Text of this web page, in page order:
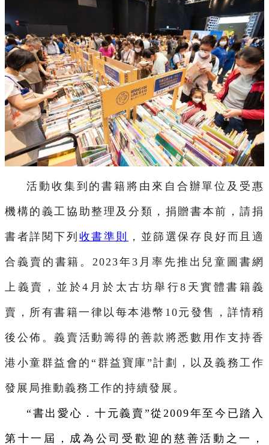
活動收集到的書籍將由來自合辦單位及受惠
機構的義工協助整理及分類，捐贈書本前，請捐
書者詳閱下列 收書準則 ，並篩選保存良好而且適
合義賣的書籍。2023年3月率先推出兒童圖書網
上義賣，並於4月於太古坊舉行8天實體書籍義
賣，所有書籍一律以每本港幣10元發售，詳情稍
後公佈。義賣活動籌得的善款將悉數用作支持香
港小童群益會的“群益寶庫”計劃，以及義務工作
發展局推動義務工作的持續發展。
“書出愛心．十元義賣”從2009年至今已踏入
第十一屆，成為公司受歡迎的慈善活動之一，